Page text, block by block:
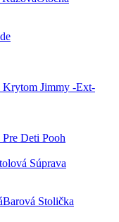
Krytom Jimmy -Ext-
Deti Pooh
Súprava
Barová Stolička